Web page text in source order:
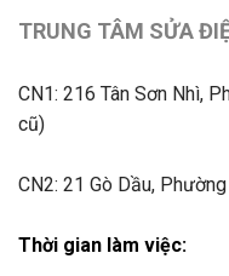
TRUNG TÂM SỬA
CN1: 216 Tân Sơn Nhì,
cũ)
CN2: 21 Gò Dầu,
Thời gian làm việc: